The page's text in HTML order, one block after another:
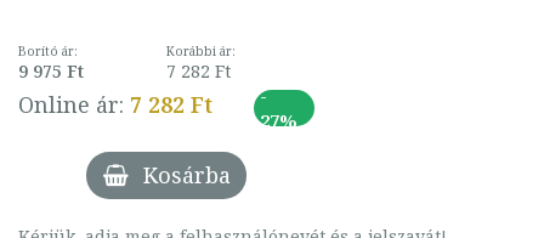
Borító ár:
9 975 Ft
Korábbi ár:
7 282 Ft
Online ár: 7 282 Ft
-
27%
Kosárba